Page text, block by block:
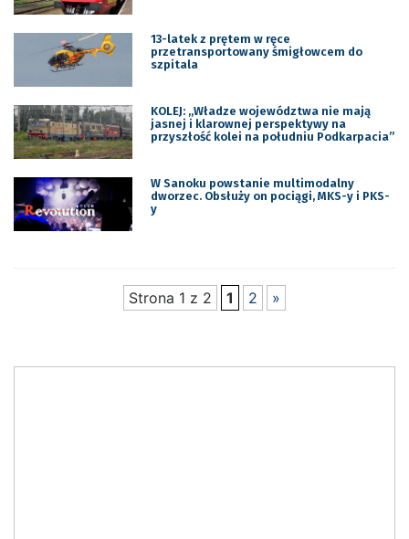
13-latek z prętem w ręce
przetransportowany śmigłowcem do
szpitala
KOLEJ: ,,Władze województwa nie mają
jasnej i klarownej perspektywy na
przyszłość kolei na południu Podkarpacia”
W Sanoku powstanie multimodalny
dworzec. Obsłuży on pociągi, MKS-y i PKS-
y
Strona 1 z 2 1 2 »